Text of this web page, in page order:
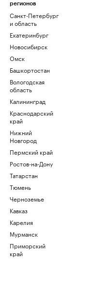
регионов
Санкт-Петербург
и область
Екатеринбург
Новосибирск
Омск
Башкортостан
Вологодская
область
Калининград
Краснодарский
край
Нижний
Новгород
Пермский край
Ростов-на-Дону
Татарстан
Тюмень
Черноземье
Кавказ
Карелия
Мурманск
Приморский
край